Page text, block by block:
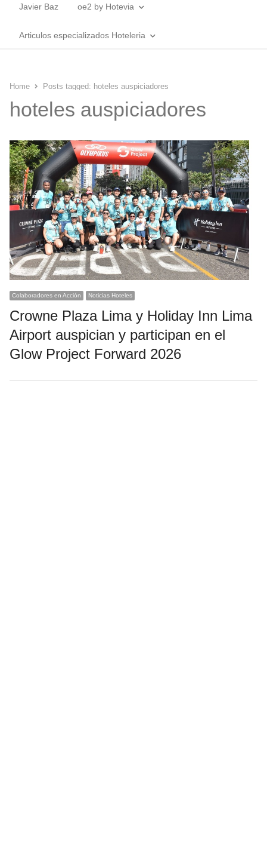
Javier Baz oe2 by Hotevia
Articulos especializados Hoteleria
Home Posts tagged: hoteles auspiciadores
hoteles auspiciadores
Colaboradores en Acción Noticias Hoteles
Crowne Plaza Lima y Holiday Inn Lima
Airport auspician y participan en el
Glow Project Forward 2026